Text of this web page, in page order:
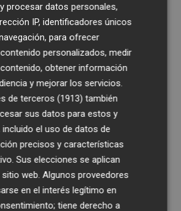
el comunicado,
del sindicato FutPro y
en el que
"firme y rotunda condena
han atentado contra la
y en el que Jenni
que "en ningún momento"
el juez Francisco de
testimonios en el
a Rubiales por
procesar datos personales,
IP, identificadores únicos
para ofrecer
personalizados, medir
obtener información
y mejorar los servicios.
de terceros (1913) también
sus datos para estos y
el uso de datos de
precisos y características
Sus elecciones se aplican
web. Algunos proveedores
en el interés legítimo en
tiene derecho a